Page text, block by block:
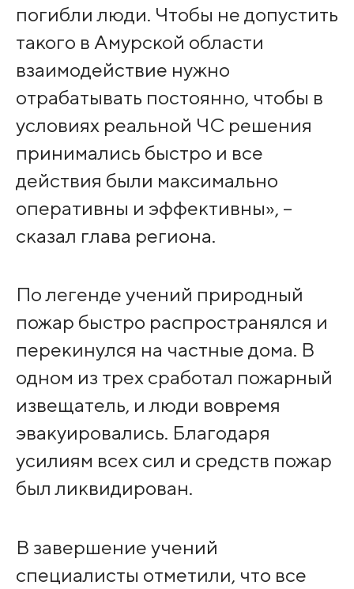
погибли люди. Чтобы не допустить
такого в Амурской области
взаимодействие нужно
отрабатывать постоянно, чтобы в
условиях реальной ЧС решения
принимались быстро и все
действия были максимально
оперативны и эффективны», –
сказал глава региона.
По легенде учений природный
пожар быстро распространялся и
перекинулся на частные дома. В
одном из трех сработал пожарный
извещатель, и люди вовремя
эвакуировались. Благодаря
усилиям всех сил и средств пожар
был ликвидирован.
В завершение учений
специалисты отметили, что все